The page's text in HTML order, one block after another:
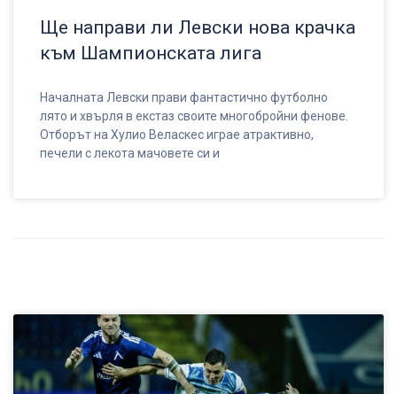
Ще направи ли Левски нова крачка
към Шампионската лига
Началната Левски прави фантастично футболно
лято и хвърля в екстаз своите многобройни фенове.
Отборът на Хулио Веласкес играе атрактивно,
печели с лекота мачовете си и